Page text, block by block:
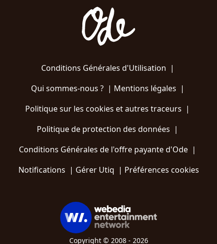
Conditions Générales d'Utilisation |
Qui sommes-nous ?| Mentions légales |
Politique sur les cookies et autres traceurs |
Politique de protection des données |
Conditions Générales de l'offre payante d'Ode |
Notifications | Gérer Utiq | Préférences cookies
Copyright © 2008 - 2026